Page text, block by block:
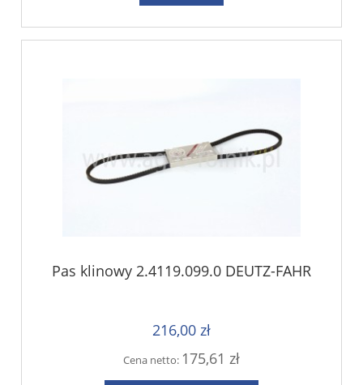
Pas klinowy 2.4119.099.0 DEUTZ-FAHR
216,00 zł
Cena netto: 175,61 zł